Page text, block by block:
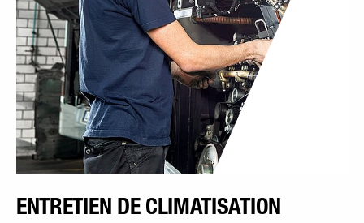
ENTRETIEN DE CLIMATISATION